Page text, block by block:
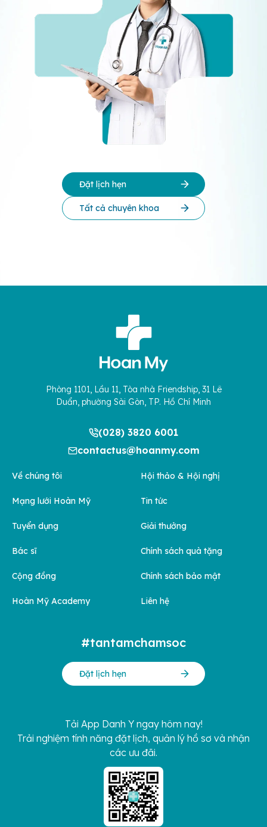
Đặt lịch hẹn
Tất cả chuyên khoa
Phòng 1101, Lầu 11, Tòa nhà Friendship, 31 Lê
Duẩn, phường Sài Gòn, TP. Hồ Chí Minh
(028) 3820 6001
contactus@hoanmy.com
Về chúng tôi
Mạng lưới Hoàn Mỹ
Tuyển dụng
Bác sĩ
Cộng đồng
Hoàn Mỹ Academy
Hội thảo & Hội nghị
Tin tức
Giải thưởng
Chính sách quà tặng
Chính sách bảo mật
Liên hệ
#tantamchamsoc
Đặt lịch hẹn
Tải App Danh Y ngay hôm nay!
Trải nghiệm tính năng đặt lịch, quản lý hồ sơ và nhận
các ưu đãi.